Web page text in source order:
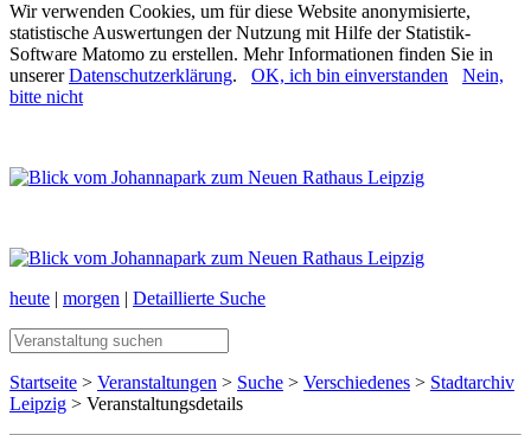
Wir verwenden Cookies, um für diese Website anonymisierte,
statistische Auswertungen der Nutzung mit Hilfe der Statistik-
Software Matomo zu erstellen. Mehr Informationen finden Sie in
unsererDatenschutzerklärung. OK, ich bin einverstanden
Nein,
bitte nicht
heute | morgen | Detaillierte Suche
Startseite > Veranstaltungen > Suche > Verschiedenes > Stadtarchiv
Leipzig > Veranstaltungsdetails